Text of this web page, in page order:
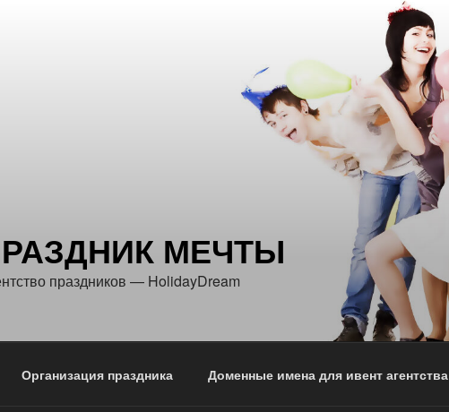
МЕЧТЫ
праздников — HolidayDream
Организация праздника Доменные имена для ивент агентства